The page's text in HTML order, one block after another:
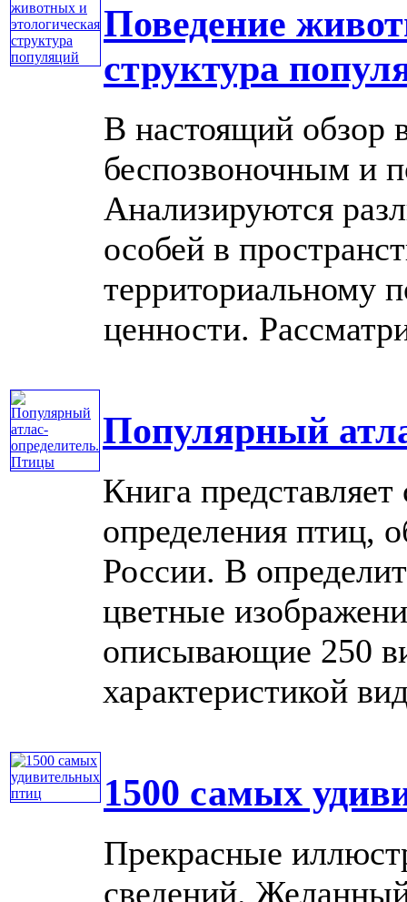
Поведение
структура
В настоящий обзор
беспозвоночным и
Анализируются
особей в
территориальному
ценности.
Популярный
Книга
определения птиц,
России. В
цветные
описывающие 250
характеристикой
1500 самых
Прекрасные
сведений.